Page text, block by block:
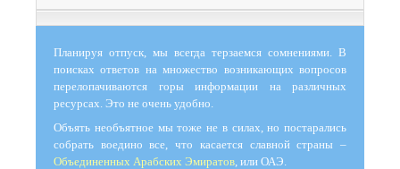
Планируя отпуск, мы всегда терзаемся сомнениями. В
поисках ответов на множество возникающих вопросов
перелопачиваются горы информации на различных
ресурсах. Это не очень удобно.
Объять необъятное мы тоже не в силах, но постарались
собрать воедино все, что касается славной страны –
Объединенных Арабских Эмиратов , или ОАЭ.